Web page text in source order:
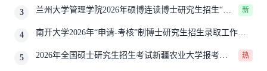
3
兰州大学管理学院2026年硕博连读博士研究生招生“申
新
4
南开大学2026年“申请-考核”制博士研究生招生录取工作实
5
2026年全国硕士研究生招生考试新疆农业大学报考点
热